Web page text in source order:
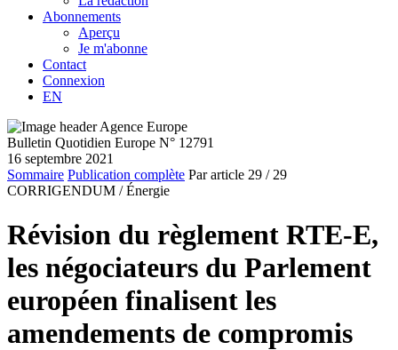
Abonnements
Aperçu
Je m'abonne
Contact
Connexion
EN
Bulletin Quotidien Europe N° 12791
16 septembre 2021
Sommaire Publication complète Par article 29 / 29
CORRIGENDUM / Énergie
Révision du règlement RTE-E,
les négociateurs du Parlement
européen finalisent les
amendements de compromis